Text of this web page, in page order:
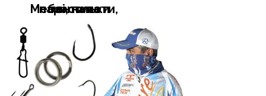
Меблі, намети, тенти та парасольки